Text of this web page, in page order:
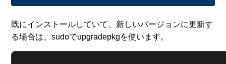
既にインストールしていて、新しいバージョンに更新す
る場合は、sudoでupgradepkgを使います。